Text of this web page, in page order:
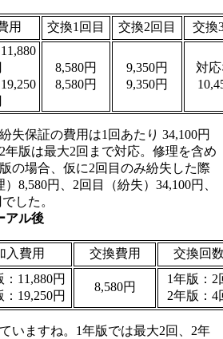
用 交換1回目 交換2回目 交換
8,580円
8,580円
9,350円
9,350円
対
失保証の費用は1回あたり 34,100円
年版は最大2回まで対応。修理を含め
の場合、仮に2回目のみ紛失した際
8,580円、2回目（紛失）34,100円、
した。
アル後
入費用 交換費用 交換回
：11,880円
：19,250円
8,580円
1年版：2
2年版：4
いますね。1年版では最大2回、2年